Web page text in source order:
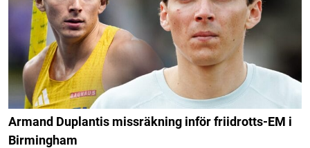
Armand Duplantis missräkning inför friidrotts-EM i
Birmingham